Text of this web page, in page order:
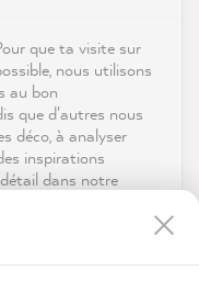
que ta visite sur
nous utilisons
au bon
que d'autres nous
déco, à analyser
inspirations
dans notre
autorises à
d'inquiétude, tu
io
Weißtöne